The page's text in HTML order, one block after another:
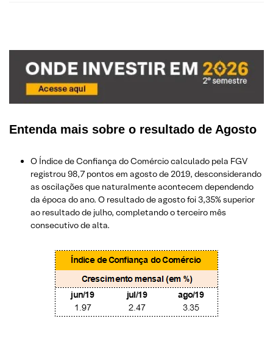
Entenda mais sobre o resultado de Agosto
O Índice de Confiança do Comércio calculado pela FGV
registrou 98,7 pontos em agosto de 2019, desconsiderando
as oscilações que naturalmente acontecem dependendo
da época do ano. O resultado de agosto foi 3,35% superior
ao resultado de julho, completando o terceiro mês
consecutivo de alta.